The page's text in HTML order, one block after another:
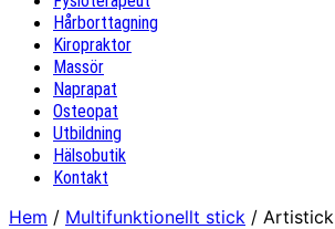
Hårborttagning
Kiropraktor
Massör
Naprapat
Osteopat
Utbildning
Hälsobutik
Kontakt
Hem / Multifunktionellt stick / Artistick